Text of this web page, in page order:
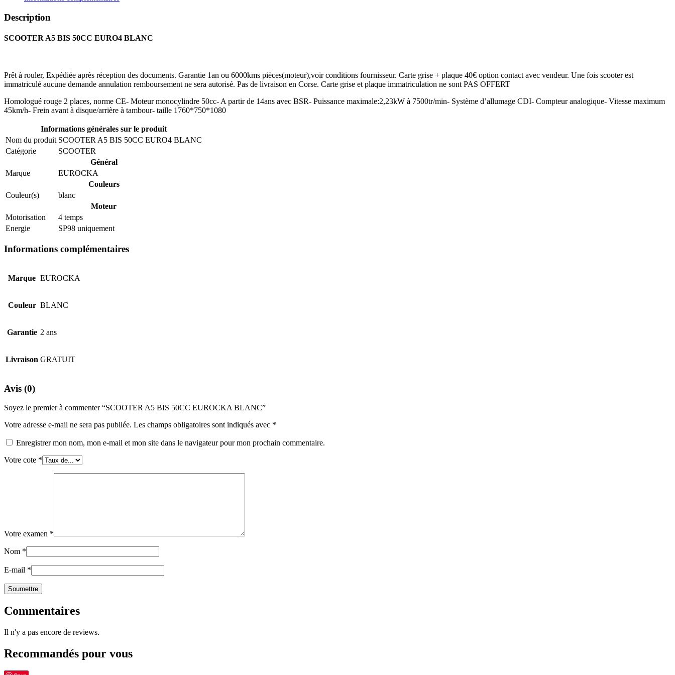
Description
SCOOTER A5 BIS 50CC EURO4 BLANC
Prêt à rouler, Expédiée après réception des documents. Garantie 1an ou 6000kms pièces(moteur),voir conditions fournisseur. Carte grise + plaque 40€ option contact avec vendeur. Une fois scooter est
immatriculé aucune demande annulation remboursement ne sera autorisé. Pas de livraison en Corse. Carte grise et plaque immatriculation ne sont PAS OFFERT
Homologué rouge 2 places, norme CE- Moteur monocylindre 50cc- A partir de 14ans avec BSR- Puissance maximale:2,23kW à 7500tr/min- Système d’allumage CDI- Compteur analogique- Vitesse maximum
45km/h- Frein avant à disque/arrière à tambour- taille 1760*750*1080
Informations générales sur le produit
Nom du produit SCOOTER A5 BIS 50CC EURO4 BLANC
Catégorie
SCOOTER
Général
Marque
EUROCKA
Couleurs
Couleur(s)
blanc
Moteur
Motorisation
4 temps
Energie
SP98 uniquement
Informations complémentaires
Marque EUROCKA
Couleur BLANC
Garantie 2 ans
Livraison GRATUIT
Avis (0)
Soyez le premier à commenter “SCOOTER A5 BIS 50CC EUROCKA BLANC”
Votre adresse e-mail ne sera pas publiée. Les champs obligatoires sont indiqués avec *
Enregistrer mon nom, mon e-mail et mon site dans le navigateur pour mon prochain commentaire.
Votre cote *
Votre examen *
Nom *
E-mail *
Commentaires
Il n'y a pas encore de reviews.
Recommandés pour vous